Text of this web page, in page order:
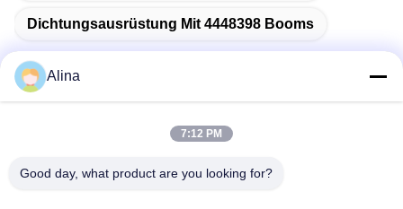
Dichtungsausrüstung Mit 4448398 Booms
Schnelle Kontaktaufnahme
Anschrift
Alina
7:12 PM
Good day, what product are you looking for?